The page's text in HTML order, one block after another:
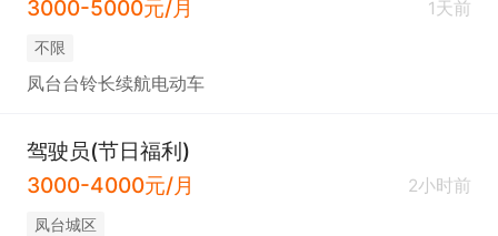
3000-5000元/月
1天前
不限
凤台台铃长续航电动车
驾驶员(节日福利)
3000-4000元/月
2小时前
凤台城区